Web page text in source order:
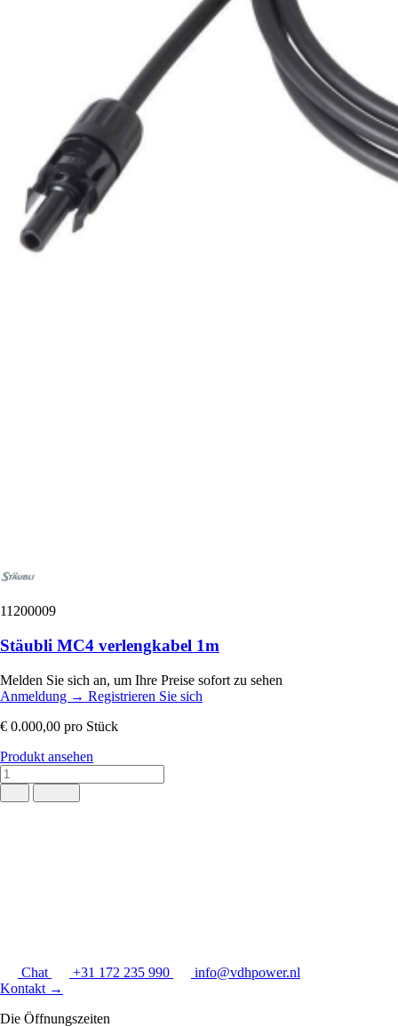
11200009
Stäubli MC4 verlengkabel 1m
Melden Sie sich an, um Ihre Preise sofort zu sehen
Anmeldung → Registrieren Sie sich
€ 0.000,00 pro Stück
Produkt ansehen
Chat +31 172 235 990
info@vdhpower.nl
Kontakt →
Die Öffnungszeiten